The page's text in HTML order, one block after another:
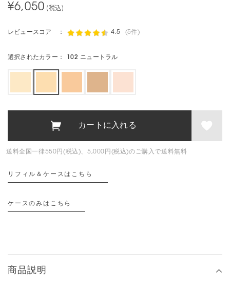
¥6,050 (税込)
選択されたカラー： 102 ニュートラル
送料全国一律550円(税込)、5,000円(税込)のご購入で送料無料
リフィル＆ケースはこちら
ケースのみはこちら
商品説明
レビュースコア ： 4.5 (5件)